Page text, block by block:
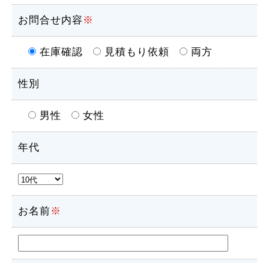
お問合せ内容 ※
在庫確認 見積もり依頼 両方
性別
男性 女性
年代
お名前※